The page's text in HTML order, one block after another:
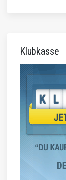
Klubkasse